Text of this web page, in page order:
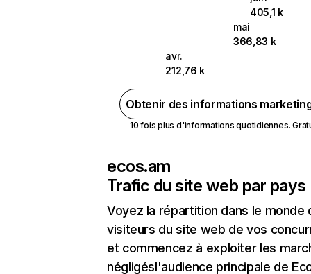
405,1 k
mai
366,83 k
avr.
212,76 k
Obtenir des informations
10 fois plus d'informations quotidiennes.
ecos.am
Trafic du site web par pays
Voyez la répartition dans le monde
visiteurs du site web de vos
et commencez à exploiter les
négligésl'audience principale de